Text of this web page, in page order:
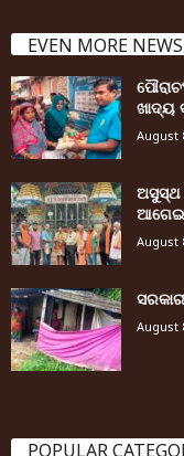
EVEN MORE NEWS
ଖାଦ୍ୟ
August
ଅସୁସ୍ଥ
August
August
POPULAR